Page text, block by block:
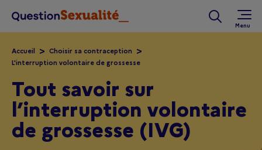
Accueil
Choisir sa contraception
L'interruption volontaire de grossesse
Tout savoir sur
l’interruption volontaire
de grossesse (IVG)